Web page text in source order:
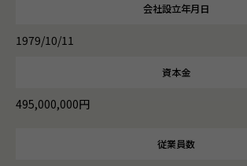
会社設立年月日
1979/10/11
資本金
495,000,000円
従業員数